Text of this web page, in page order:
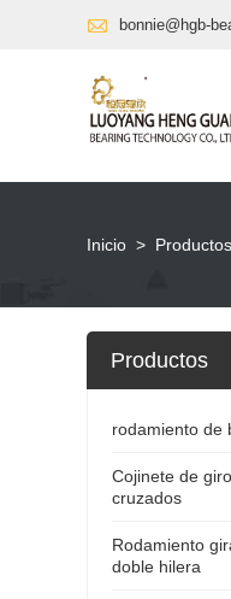
 bonnie@hgb-
Inicio > Productos
Productos
rodamiento de
Cojinete de
cruzados
Rodamiento
doble hilera